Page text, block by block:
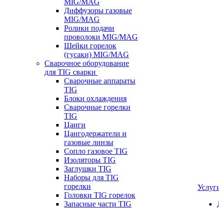
MIG/MAG
Диффузоры газовые
MIG/MAG
Ролики подачи
проволоки MIG/MAG
Шейки горелок
(гусаки) MIG/MAG
Сварочное оборудование
для TIG сварки
Сварочные аппараты
TIG
Блоки охлаждения
Сварочные горелки
TIG
Цанги
Цангодержатели и
газовые линзы
Сопло газовое TIG
Изоляторы TIG
Заглушки TIG
Наборы для TIG
горелки
Головки TIG горелок
Запасные части TIG